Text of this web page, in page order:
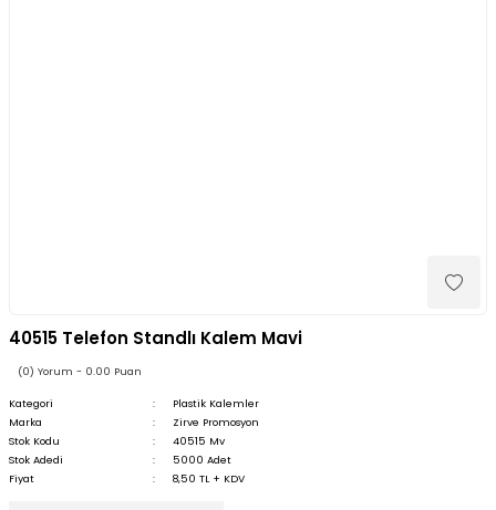
40515 Telefon Standlı Kalem Mavi
(0) Yorum - 0.00 Puan
Kategori
Plastik Kalemler
Marka
Zirve Promosyon
Stok Kodu
40515 Mv
Stok Adedi
5000 Adet
Fiyat
8,50 TL + KDV